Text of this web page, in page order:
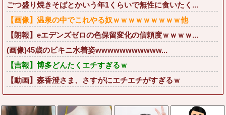
ごつ盛り焼きそばとかいう年1くらいで無性に食いたく...
【画像】温泉の中でこれやる奴ｗｗｗｗｗｗｗｗｗ他
【朗報】eエデンズゼロの色保留変化の信頼度ｗｗｗｗ...
(画像)45歳のビキニ水着姿wwwwwwwwwww...
【吉報】博多どんたくエチすぎるｗ
【動画】森香澄さま、さすがにエチエチがすぎるｗ